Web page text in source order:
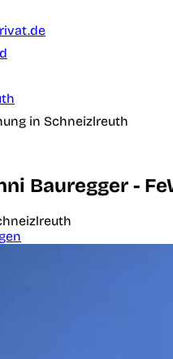
in Schneizlreuth
Bauregger -